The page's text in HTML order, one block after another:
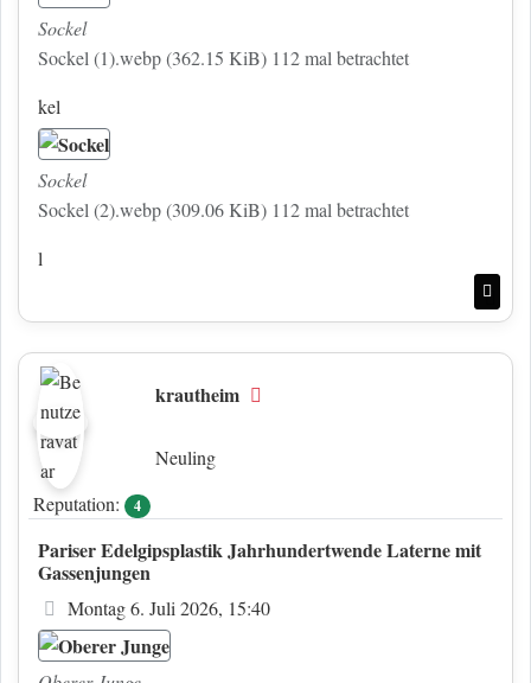
Sockel
Sockel (1).webp (362.15 KiB) 112 mal betrachtet
kel
Sockel
Sockel (2).webp (309.06 KiB) 112 mal betrachtet
l
krautheim
Neuling
Reputation:
4
Pariser Edelgipsplastik Jahrhundertwende Laterne mit
Gassenjungen
Beitrag
Montag 6. Juli 2026, 15:40